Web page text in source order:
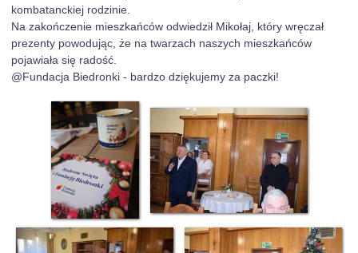
kombatanckiej rodzinie.
Na zakończenie mieszkańców odwiedził Mikołaj, który wręczał
prezenty powodując, że na twarzach naszych mieszkańców
pojawiała się radość.
@Fundacja Biedronki - bardzo dziękujemy za paczki!